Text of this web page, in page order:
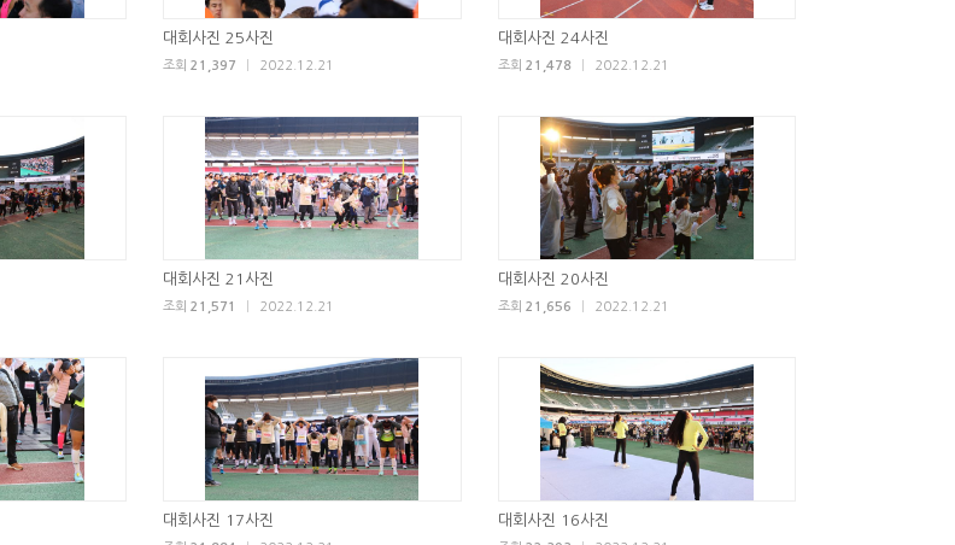
대회사진 25사진
조회 21,397 2022.12.21
대회사진 24사진
조회 21,478 2022.12.21
대회사진 21사진
조회 21,571 2022.12.21
대회사진 20사진
조회 21,656 2022.12.21
대회사진 17사진 대회사진 16사진